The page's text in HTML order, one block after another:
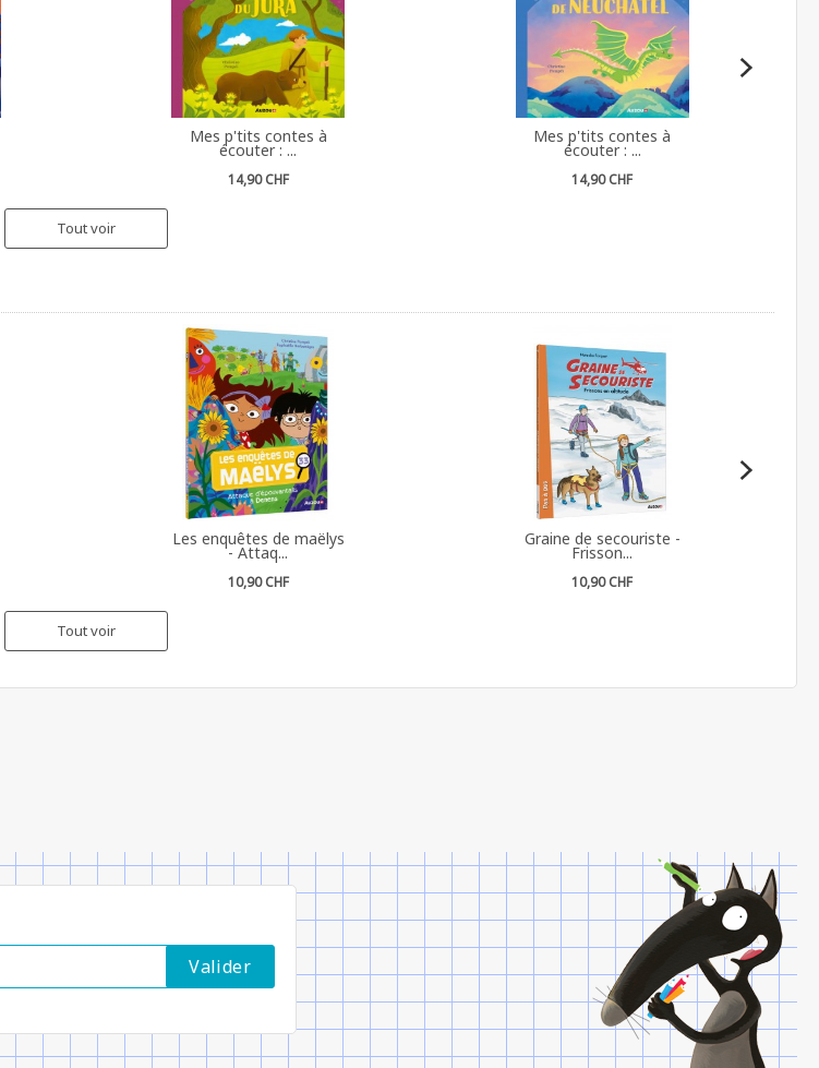
Mes p'tits contes à
écouter : ...
14,90 CHF
Mes p'tits contes à
écouter : ...
14,90 CHF
Tout voir
Les enquêtes de maëlys
- Attaq...
10,90 CHF
Graine de secouriste -
Frisson...
10,90 CHF
Tout voir